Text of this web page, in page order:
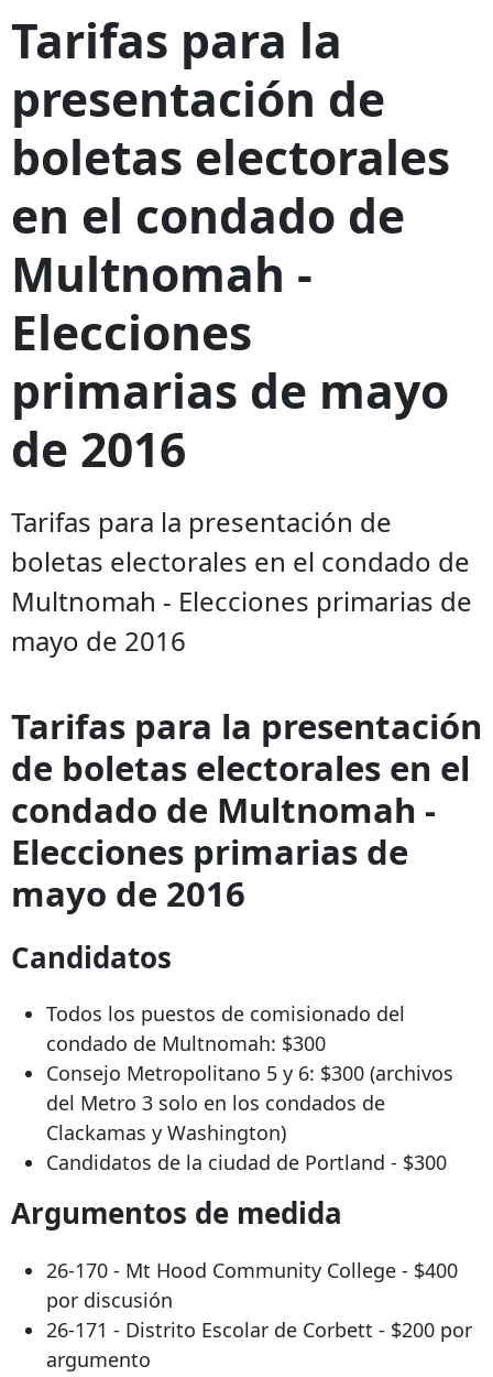
Tarifas para la
presentación de
boletas electorales
en el condado de
Multnomah -
Elecciones
primarias de mayo
de 2016
Tarifas para la presentación de
boletas electorales en el condado de
Multnomah - Elecciones primarias de
mayo de 2016
Tarifas para la presentación
de boletas electorales en el
condado de Multnomah -
Elecciones primarias de
mayo de 2016
Candidatos
Todos los puestos de comisionado del
condado de Multnomah: $300
Consejo Metropolitano 5 y 6: $300 (archivos
del Metro 3 solo en los condados de
Clackamas y Washington)
Candidatos de la ciudad de Portland - $300
Argumentos de medida
26-170 - Mt Hood Community College - $400
por discusión
26-171 - Distrito Escolar de Corbett - $200 por
argumento